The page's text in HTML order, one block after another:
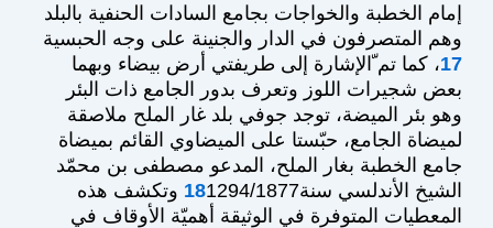
إمام الخطبة والخواجات بجامع السادات الحنفية بالبلد
وهم المتصرفون في الدار والجنينة على وجه الحبسية
17، كما تم ّالإشارة إلى طريفتي أرض بيضاء وبهما
بعض شجيرات اللوز وتعرف بدور الجامع ذات البئر
وهو بئر الميضة، توجد جوفي بلد غار الملح ملاصقة
لميضاة الجامع، حبّستا على الميضاوي القائم بميضاة
جامع الخطبة بغار الملح، المدعو مصطفى بن محمّد
الشيخ الأندلسي سنة
18 1294/1877 وتكشف هذه
المعطيات المتوفرة في الوثيقة أهميّة الأوقاف في